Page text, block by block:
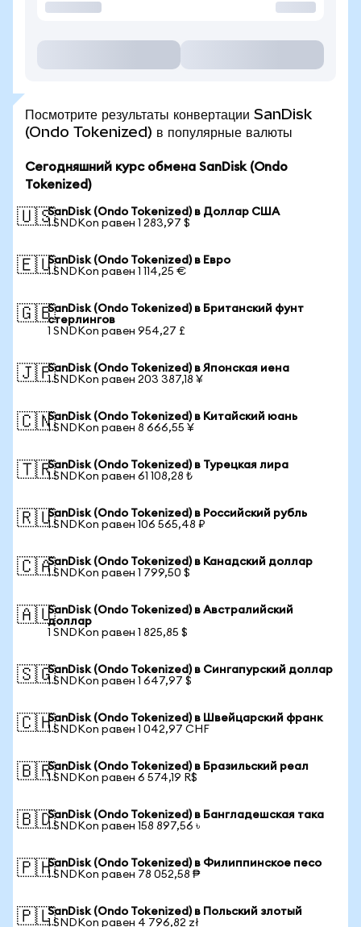
Посмотрите результаты конвертации SanDisk
(Ondo Tokenized) в популярные валюты
Сегодняшний курс обмена SanDisk (Ondo
Tokenized)
🇺🇸SanDisk (Ondo Tokenized) в Доллар США
1 SNDKon равен 1 283,97 $
🇪🇺SanDisk (Ondo Tokenized) в Евро
1 SNDKon равен 1 114,25 €
🇬🇧SanDisk (Ondo Tokenized) в Британский фунт
стерлингов
1 SNDKon равен 954,27 £
🇯🇵SanDisk (Ondo Tokenized) в Японская иена
1 SNDKon равен 203 387,18 ¥
🇨🇳SanDisk (Ondo Tokenized) в Китайский юань
1 SNDKon равен 8 666,55 ¥
🇹🇷SanDisk (Ondo Tokenized) в Турецкая лира
1 SNDKon равен 61 108,28 ₺
🇷🇺SanDisk (Ondo Tokenized) в Российский рубль
1 SNDKon равен 106 565,48 ₽
🇨🇦SanDisk (Ondo Tokenized) в Канадский доллар
1 SNDKon равен 1 799,50 $
🇦🇺SanDisk (Ondo Tokenized) в Австралийский
доллар
1 SNDKon равен 1 825,85 $
🇸🇬SanDisk (Ondo Tokenized) в Сингапурский доллар
1 SNDKon равен 1 647,97 $
🇨🇭SanDisk (Ondo Tokenized) в Швейцарский франк
1 SNDKon равен 1 042,97 CHF
🇧🇷SanDisk (Ondo Tokenized) в Бразильский реал
1 SNDKon равен 6 574,19 R$
🇧🇩SanDisk (Ondo Tokenized) в Бангладешская така
1 SNDKon равен 158 897,56 ৳
🇵🇭SanDisk (Ondo Tokenized) в Филиппинское песо
1 SNDKon равен 78 052,58 ₱
🇵🇱SanDisk (Ondo Tokenized) в Польский злотый
1 SNDKon равен 4 796,82 zł